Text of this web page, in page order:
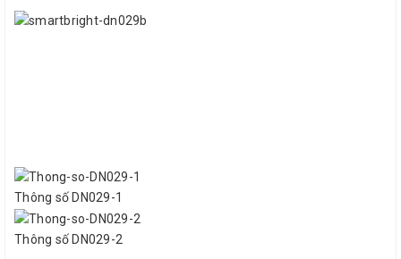
Thông số DN029-1
Thông số DN029-2